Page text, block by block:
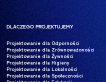
DLACZEGO PROJEKTUJEMY
DLACZEGO PROJEKTUJEMY
Projektowanie dla Odporności
Projektowanie dla Odporności
Projektowanie dla Zrównoważoności
Projektowanie dla Zrównoważoności
Projektowanie dla Żywności
Projektowanie dla Żywności
Projektowanie dla Higieny
Projektowanie dla Higieny
Projektowanie dla Lokalności
Projektowanie dla Lokalności
Projektowanie dla Społeczności
Projektowanie dla Społeczności